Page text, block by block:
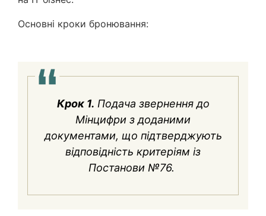
Основні кроки бронювання:
Крок 1. Подача звернення до
Мінцифри з доданими
документами, що підтверджують
відповідність критеріям із
Постанови №76.